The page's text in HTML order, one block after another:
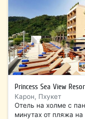
Princess Sea View
Карон, Пхукет
Отель на холме с
минутах от пляжа